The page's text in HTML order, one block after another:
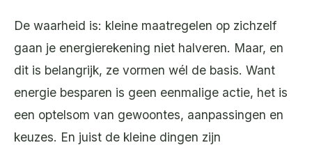
De waarheid is: kleine maatregelen op zichzelf
gaan je energierekening niet halveren. Maar, en
dit is belangrijk, ze vormen wél de basis. Want
energie besparen is geen eenmalige actie, het is
een optelsom van gewoontes, aanpassingen en
keuzes. En juist de kleine dingen zijn